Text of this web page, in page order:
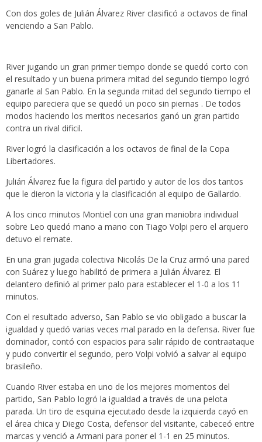
Con dos goles de Julián Álvarez River clasificó a octavos de final
venciendo a San Pablo.
River jugando un gran primer tiempo donde se quedó corto con
el resultado y un buena primera mitad del segundo tiempo logró
ganarle al San Pablo. En la segunda mitad del segundo tiempo el
equipo pareciera que se quedó un poco sin piernas . De todos
modos haciendo los meritos necesarios ganó un gran partido
contra un rival dificil.
River logró la clasificación a los octavos de final de la Copa
Libertadores.
Julián Álvarez fue la figura del partido y autor de los dos tantos
que le dieron la victoria y la clasificación al equipo de Gallardo.
A los cinco minutos Montiel con una gran maniobra individual
sobre Leo quedó mano a mano con Tiago Volpi pero el arquero
detuvo el remate.
En una gran jugada colectiva Nicolás De la Cruz armó una pared
con Suárez y luego habilitó de primera a Julián Álvarez. El
delantero definió al primer palo para establecer el 1-0 a los 11
minutos.
Con el resultado adverso, San Pablo se vio obligado a buscar la
igualdad y quedó varias veces mal parado en la defensa. River fue
dominador, contó con espacios para salir rápido de contraataque
y pudo convertir el segundo, pero Volpi volvió a salvar al equipo
brasileño.
Cuando River estaba en uno de los mejores momentos del
partido, San Pablo logró la igualdad a través de una pelota
parada. Un tiro de esquina ejecutado desde la izquierda cayó en
el área chica y Diego Costa, defensor del visitante, cabeceó entre
marcas y venció a Armani para poner el 1-1 en 25 minutos.